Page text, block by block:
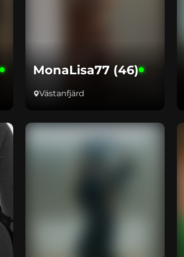
MonaLisa77 (46)
Västanfjärd